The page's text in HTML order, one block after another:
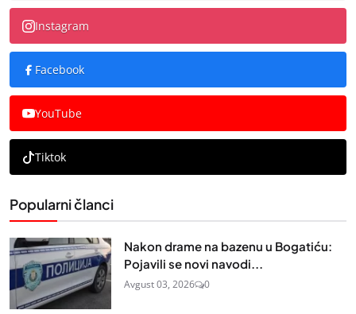
Instagram
Facebook
YouTube
Tiktok
Popularni članci
Nakon drame na bazenu u Bogatiću:
Pojavili se novi navodi...
Avgust 03, 2026 0